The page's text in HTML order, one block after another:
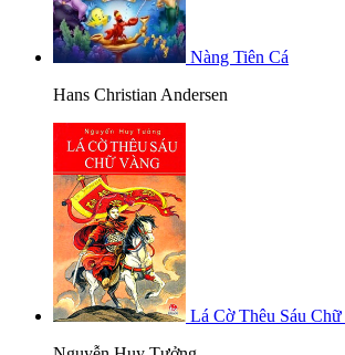
Nàng Tiên Cá
Hans Christian Andersen
Lá Cờ Thêu Sáu